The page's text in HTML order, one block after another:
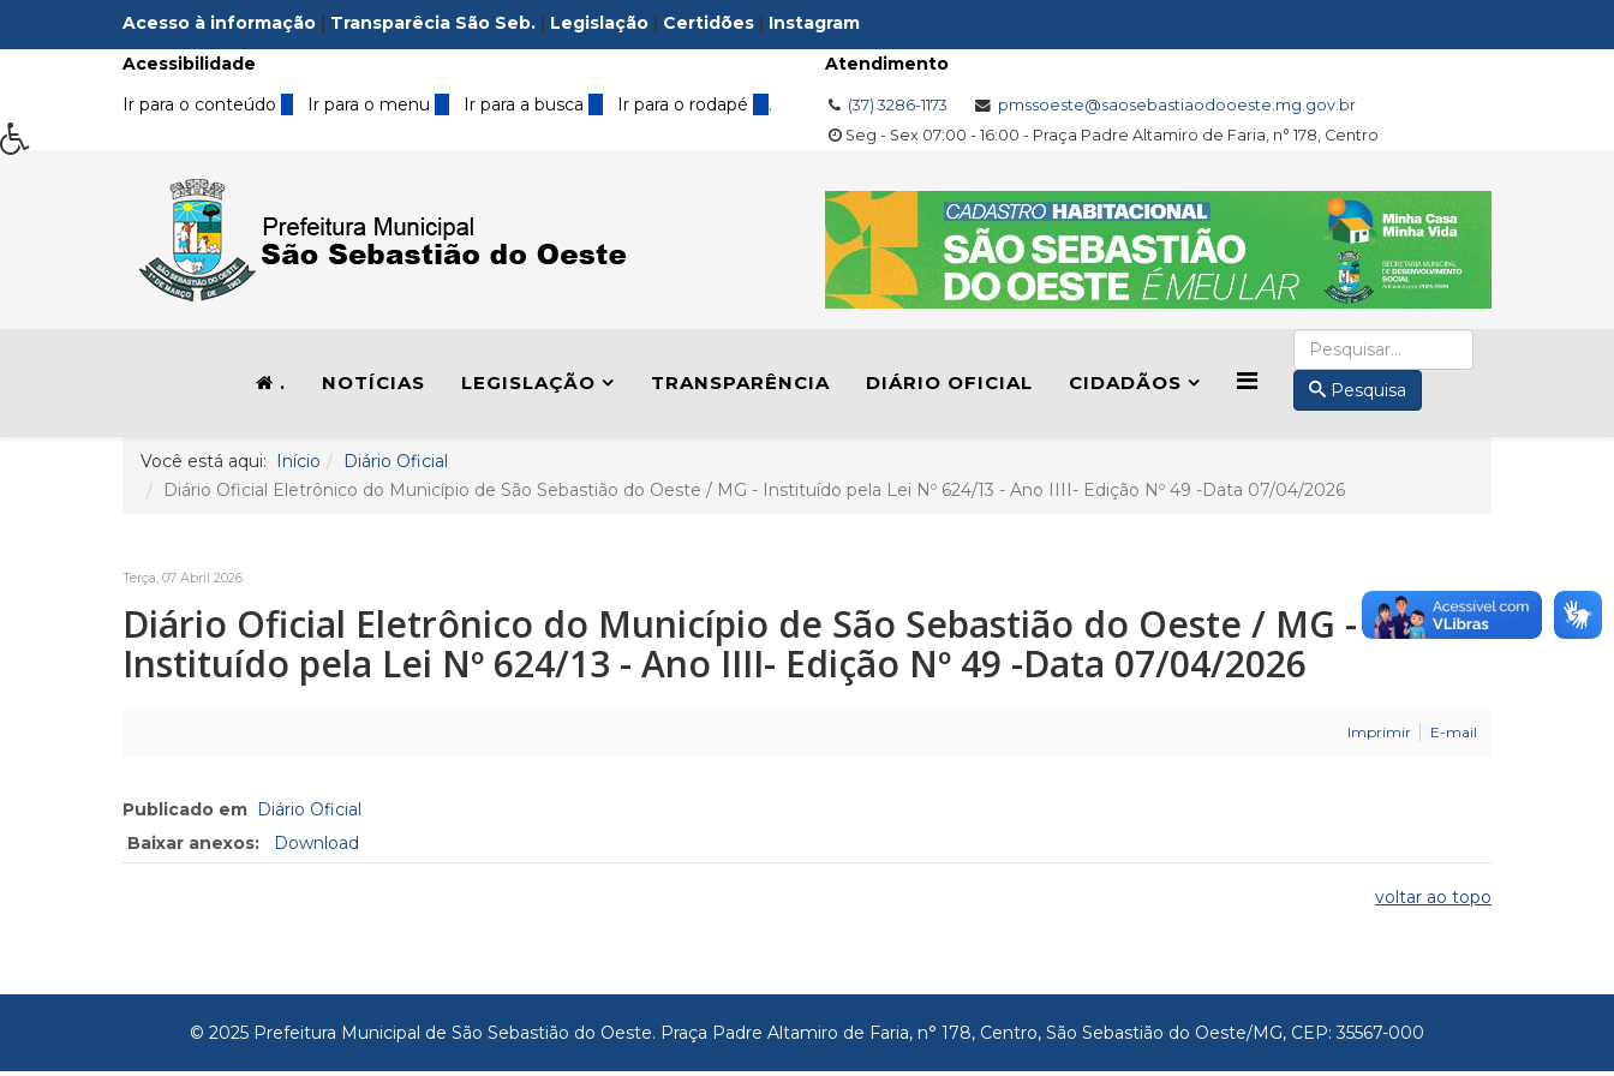
Acesso à informação | Transparêcia São Seb. | Legislação | Certidões | Instagram
Acessibilidade
Ir para o conteúdo 1 Ir para o menu 2 Ir para a busca3 Ir para o rodapé 4 .
Atendimento
(37) 3286-1173
pmssoeste@saosebastiaodooeste.mg.gov.br
Seg - Sex 07:00 - 16:00 - Praça Padre Altamiro de Faria, n° 178, Centro
. NOTÍCIAS LEGISLAÇÃO TRANSPARÊNCIA DIÁRIO OFICIAL CIDADÃOS Pesquisa
Você está aqui: Início
Diário Oficial
Diário Oficial Eletrônico do Município de São Sebastião do Oeste / MG - Instituído pela Lei Nº 624/13 - Ano IIII- Edição Nº 49 -Data 07/04/2026
Terça, 07 Abril 2026
Diário Oficial Eletrônico do Município de São Sebastião do Oeste / MG -
Instituído pela Lei Nº 624/13 - Ano IIII- Edição Nº 49 -Data 07/04/2026
Imprimir E-mail
Publicado em Diário Oficial
Baixar anexos:
Download
voltar ao topo
© 2025 Prefeitura Municipal de São Sebastião do Oeste. Praça Padre Altamiro de Faria, n° 178, Centro, São Sebastião do Oeste/MG, CEP: 35567-000